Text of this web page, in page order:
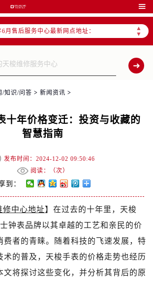

▲
▼
6月北京市官方售后客户服务热线：
北京市朝阳区建国门外大街甲6号华熙国际中心写字楼D座11层1102室（需提前预约）
北京市朝阳区建国门外大街甲6号华熙国际中心D座11层1102室售后服务中心（需提前预约）
正常营业！
/知识/问答 > 新闻资讯 >
十年价格变迁：投资与收藏的
智慧指南
发布时间：2024-12-02 09:50:46
阅读：（次）
到：
修中心地址】在过去的十年里，天梭
士钟表品牌以其卓越的工艺和亲民的价
费者的青睐。随着科技的飞速发展，特
术的普及，天梭手表的价格走势也经历
文将探讨这些变化，并分析其背后的原